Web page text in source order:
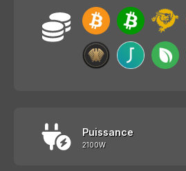
Puissance
2100W